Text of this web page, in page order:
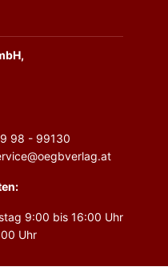
98 - 99130
9:00 bis 16:00 Uhr
Uhr